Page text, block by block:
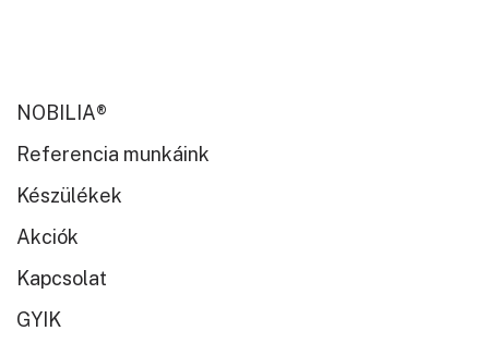
NOBILIA®
Referencia munkáink
Készülékek
Akciók
Kapcsolat
GYIK